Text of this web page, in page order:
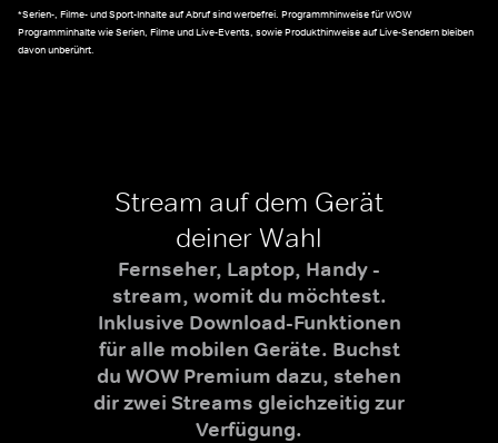
*Serien-, Filme- und Sport-Inhalte auf Abruf sind werbefrei. Programmhinweise für WOW
Programminhalte wie Serien, Filme und Live-Events, sowie Produkthinweise auf Live-Sendern bleiben
davon unberührt.
Stream auf dem Gerät
deiner Wahl
Fernseher, Laptop, Handy -
stream, womit du möchtest.
Inklusive Download-Funktionen
für alle mobilen Geräte. Buchst
du WOW Premium dazu, stehen
dir zwei Streams gleichzeitig zur
Verfügung.